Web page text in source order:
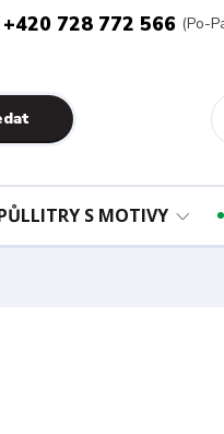
+420 728 772 566 (Po-
S MOTIVY